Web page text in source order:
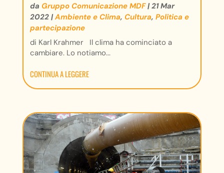
da Gruppo Comunicazione MDF|21 Mar
2022|Ambiente e Clima, Cultura, Politica e
partecipazione
di Karl Krahmer Il clima ha cominciato a
cambiare. Lo notiamo...
CONTINUA A LEGGERE